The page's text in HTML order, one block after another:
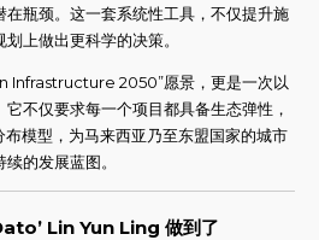
瓶颈。这一套系统性工具，不仅提升施
上做出更科学的决策。
Infrastructure 2050”愿景，更是一次以
不仅要求每一个项目都具备生态弹性，
模型，为马来西亚乃至东盟国家的城市
的发展蓝图。
Lin Yun Ling 做到了